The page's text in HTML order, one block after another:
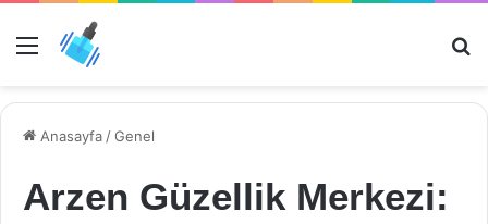
Menü
Anasayfa /Genel
Arzen Güzellik Merkezi: